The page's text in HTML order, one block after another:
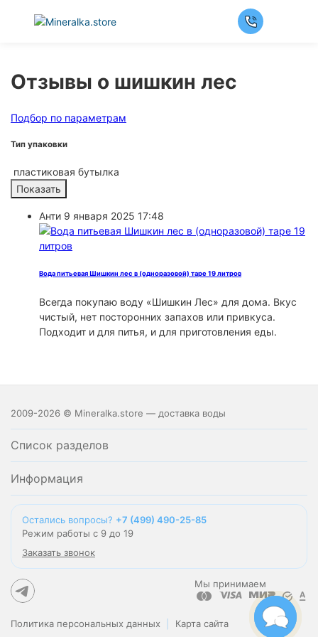
Отзывы о шишкин лес
Подбор по параметрам
Тип упаковки
пластиковая бутылка
Анти 9 января 2025 17:48
Вода питьевая Шишкин лес в (одноразовой) таре 19 литров
Всегда покупаю воду «Шишкин Лес» для дома. Вкус
чистый, нет посторонних запахов или привкуса.
Подходит и для питья, и для приготовления еды.
2009-2026 © Mineralka.store — доставка воды
Список разделов
Информация
Остались вопросы? +7 (499) 490-25-85
Режим работы с 9 до 19
Заказать звонок
Мы принимаем
Политика персональных данных Карта сайта